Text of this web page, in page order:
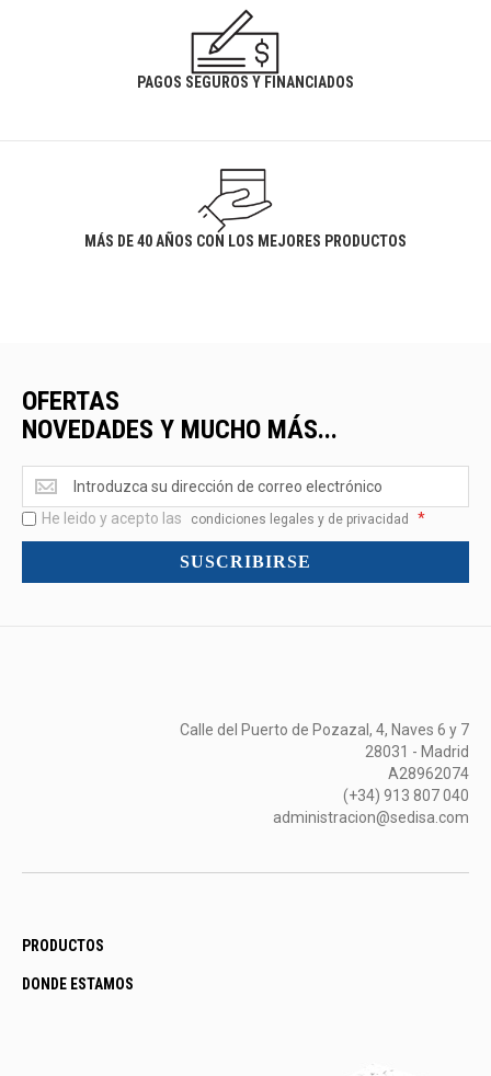
PAGOS SEGUROS Y FINANCIADOS
MÁS DE 40 AÑOS CON LOS MEJORES PRODUCTOS
OFERTAS
NOVEDADES Y MUCHO MÁS...
Ofertas
<br>Novedades
y
mucho
He leido y acepto las condiciones legales y de privacidad *
SUSCRIBIRSE
Calle del Puerto de Pozazal, 4, Naves 6 y 7
28031 - Madrid
A28962074
(+34) 913 807 040
administracion@sedisa.com
PRODUCTOS
DONDE ESTAMOS